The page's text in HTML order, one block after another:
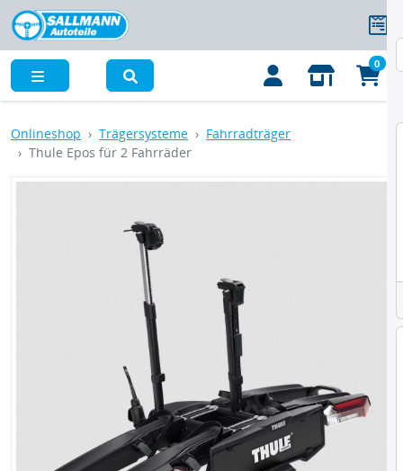
0
Onlineshop Trägersysteme
Fahrradträger
Thule Epos für 2 Fahrräder